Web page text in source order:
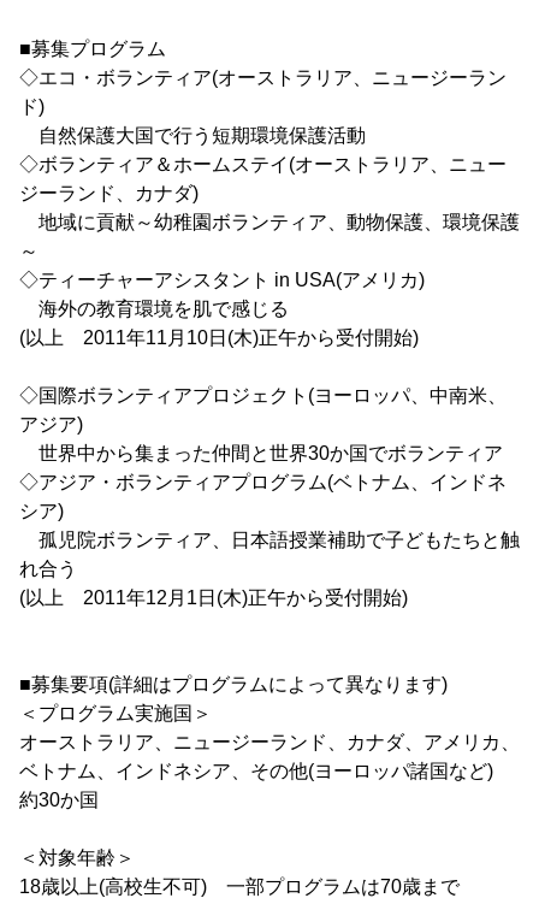
■募集プログラム
◇エコ・ボランティア(オーストラリア、ニュージーラン
ド)
自然保護大国で行う短期環境保護活動
◇ボランティア＆ホームステイ(オーストラリア、ニュー
ジーランド、カナダ)
地域に貢献～幼稚園ボランティア、動物保護、環境保護
～
◇ティーチャーアシスタント in USA(アメリカ)
海外の教育環境を肌で感じる
(以上 2011年11月10日(木)正午から受付開始)
◇国際ボランティアプロジェクト(ヨーロッパ、中南米、
アジア)
世界中から集まった仲間と世界30か国でボランティア
◇アジア・ボランティアプログラム(ベトナム、インドネ
シア)
孤児院ボランティア、日本語授業補助で子どもたちと触
れ合う
(以上 2011年12月1日(木)正午から受付開始)
■募集要項(詳細はプログラムによって異なります)
＜プログラム実施国＞
オーストラリア、ニュージーランド、カナダ、アメリカ、
ベトナム、インドネシア、その他(ヨーロッパ諸国など)
約30か国
＜対象年齢＞
18歳以上(高校生不可) 一部プログラムは70歳まで